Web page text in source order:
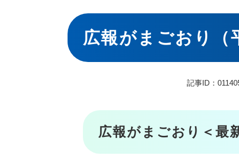
本
文
広報がまごおり（
記事ID：
広報がまごおり＜最